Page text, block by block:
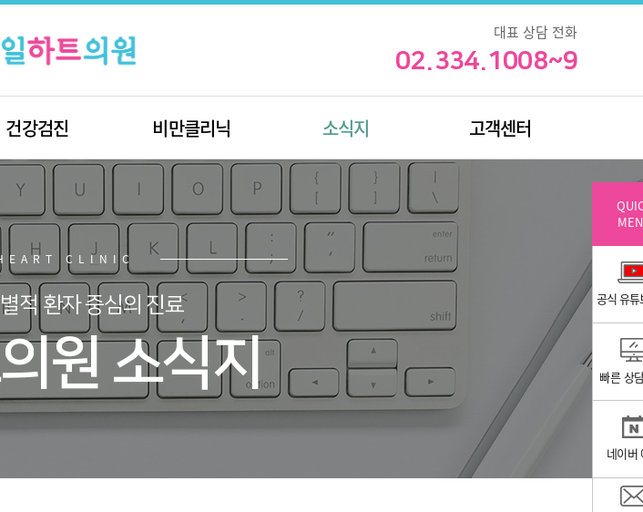
공식 유튜
빠른 상
네이버
대표 상담 전화
02.334.1008~9
건강검진 비만클리닉 소식지 고객센터
CLINIC
적 환자 중심의 진료
원 소식지